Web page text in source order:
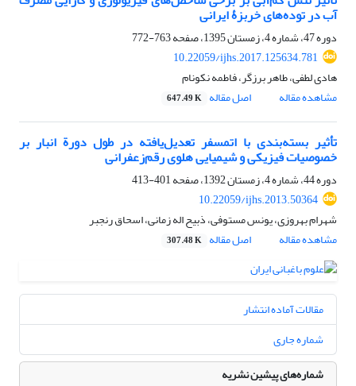
آب در توده‌های خربزۀ ایرانی
دوره 47، شماره 4، زمستان 1395، صفحه
763-772
10.22059/ijhs.2017.125634.781
هادی لطفی، طاهر برزگر، فاطمه نکونام
مشاهده مقاله
اصل مقاله 647.49 K
تأثیر‌‌ بسته‌بندی با اتمسفر تعدیل‌یافته در طول دورة انبار بر
خصوصیات فیزیکی و شیمیایی هلوی رقم‌زعفرانی
دوره 44، شماره 4، زمستان 1392، صفحه
401-413
10.22059/ijhs.2013.50364
شهرام بهروزی، یونس مستوفی، ذبیح اله زمانی، اسحاق رنجبر
مشاهده مقاله
اصل مقاله 307.48 K
مقالات آماده انتشار
شماره جاری
شماره‌های پیشین نشریه